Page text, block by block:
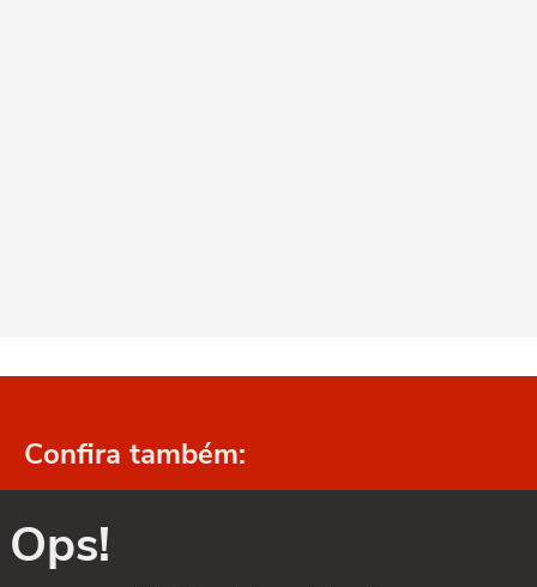
Confira também:
Ops!